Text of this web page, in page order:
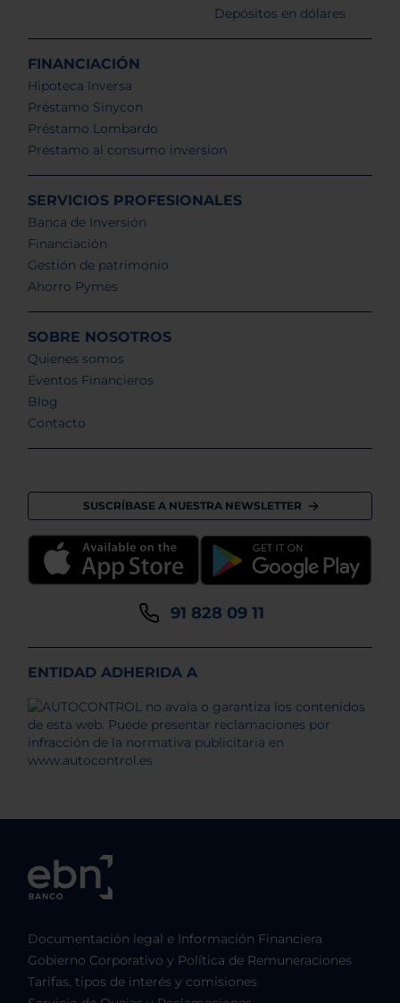
Depósitos en dólares
FINANCIACIÓN
Hipoteca Inversa
Préstamo Sinycon
Préstamo Lombardo
Préstamo al consumo inversion
SERVICIOS PROFESIONALES
Banca de Inversión
Financiación
Gestión de patrimonio
Ahorro Pymes
SOBRE NOSOTROS
Quienes somos
Eventos Financieros
Blog
Contacto
SUSCRÍBASE A NUESTRA NEWSLETTER
91 828 09 11
ENTIDAD ADHERIDA A
Documentación legal e Información Financiera
Gobierno Corporativo y Política de Remuneraciones
Tarifas, tipos de interés y comisiones